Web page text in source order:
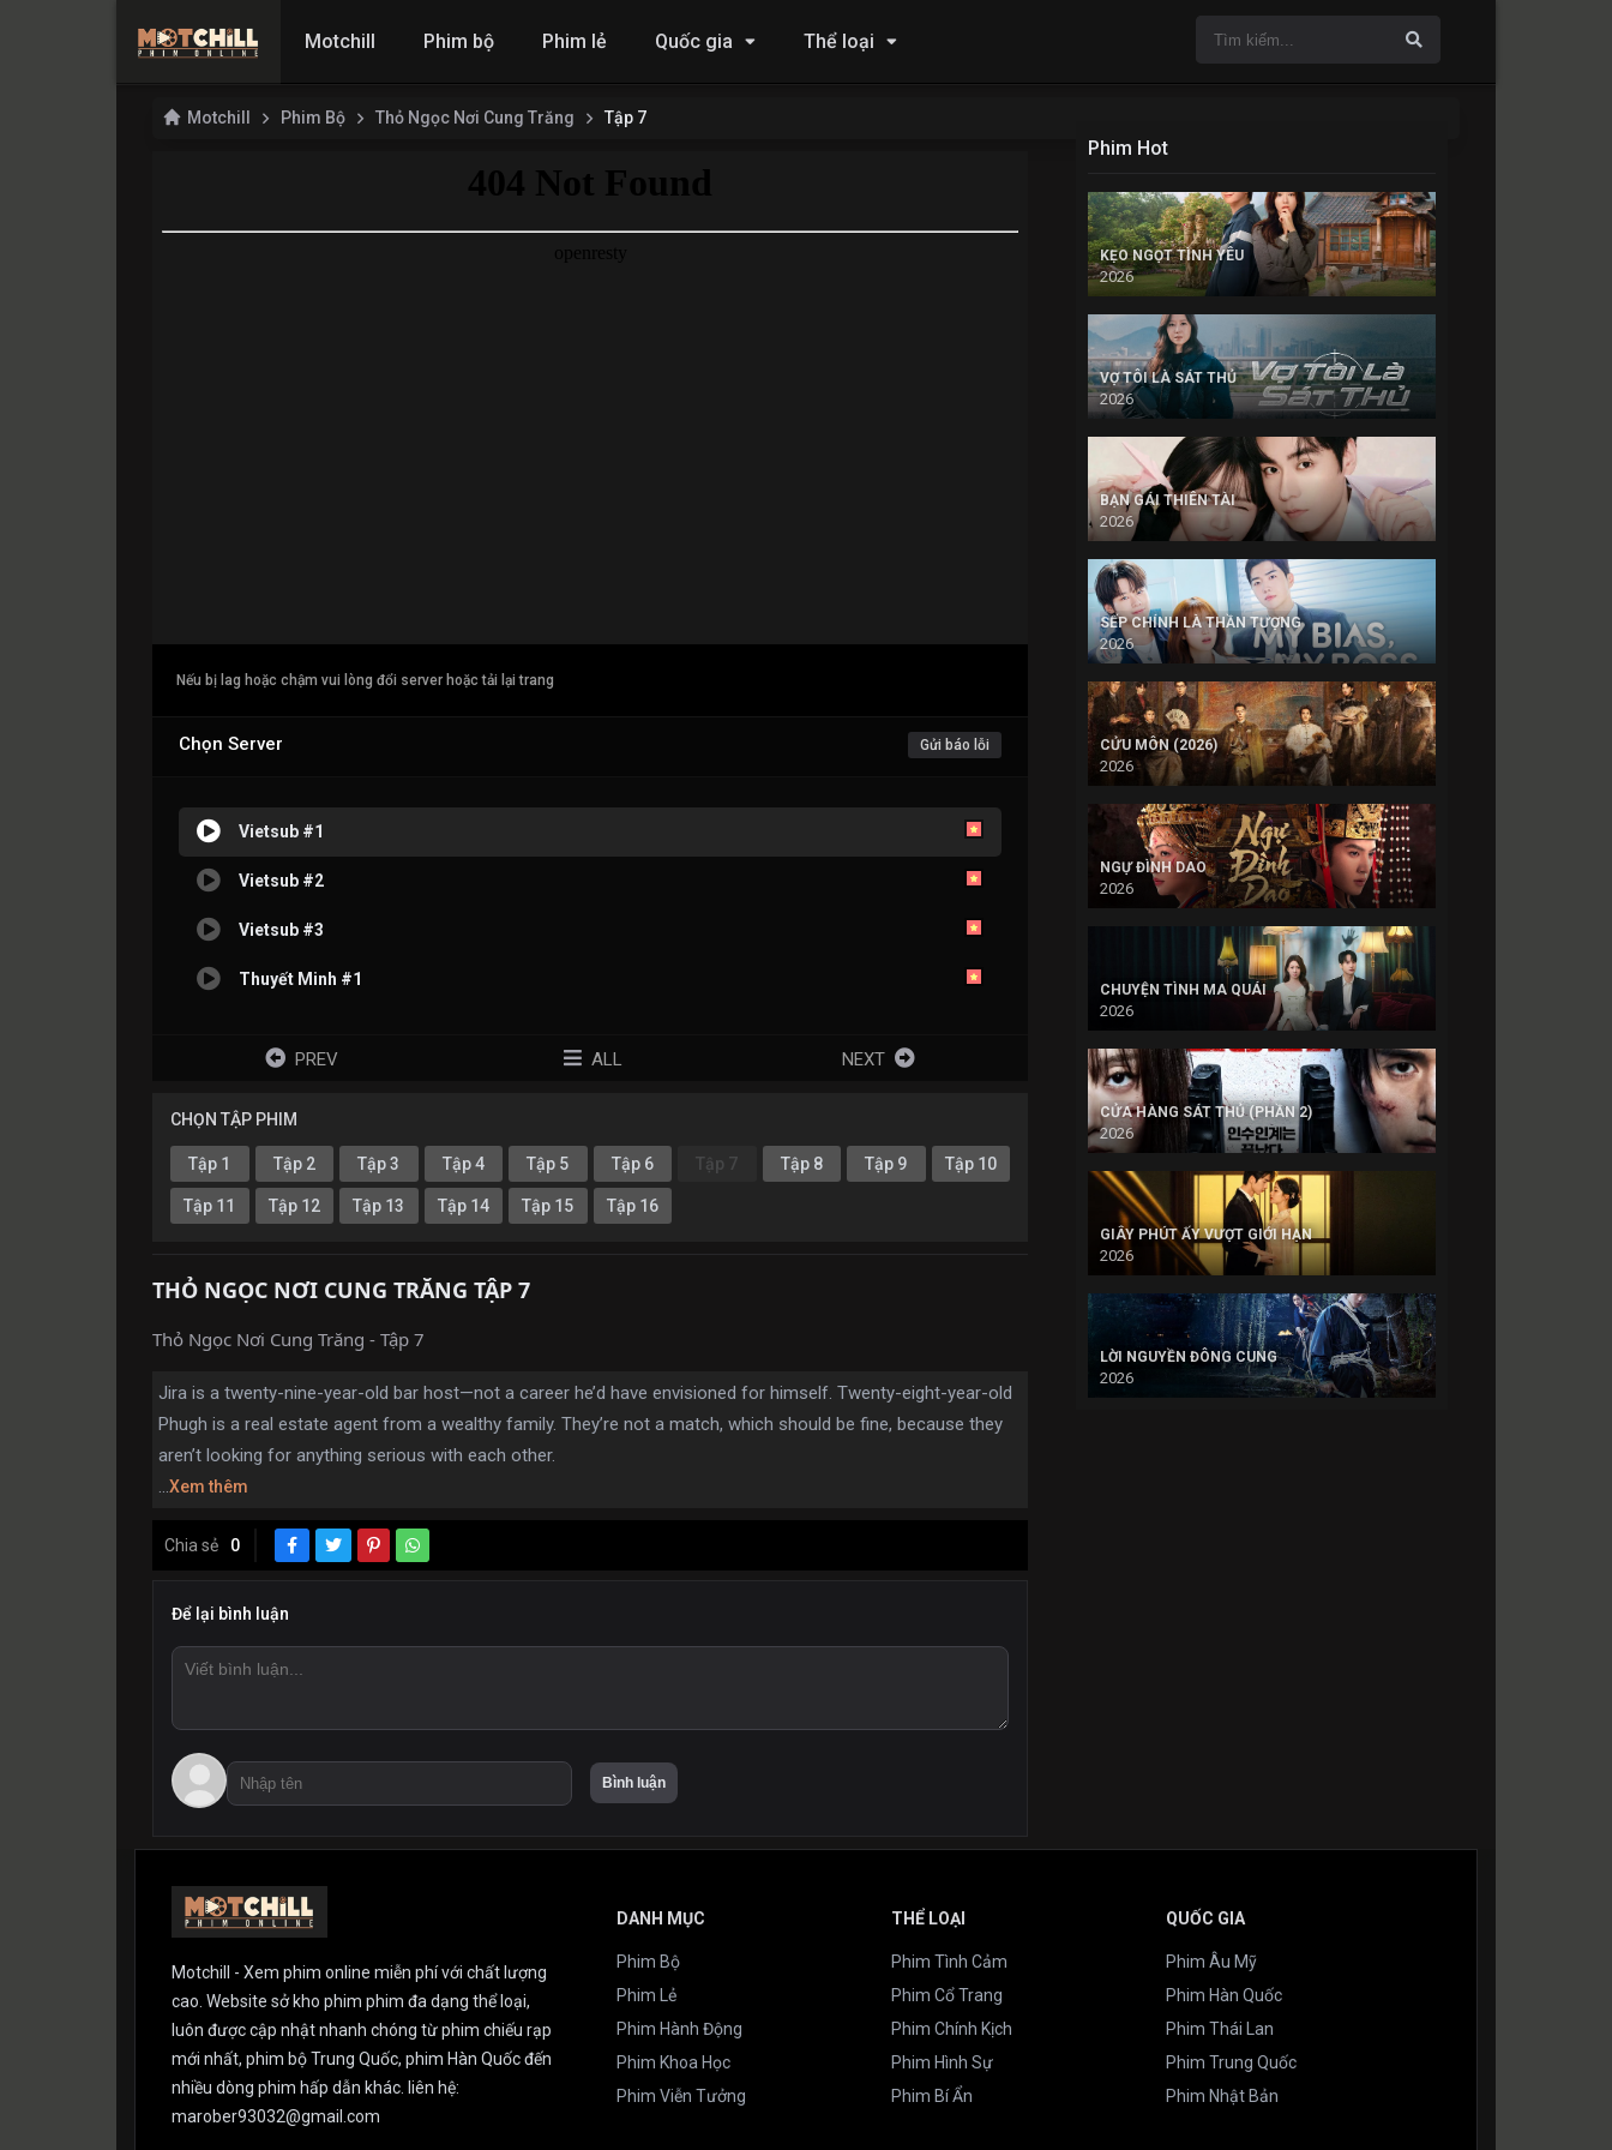
Motchill Phim bộ Phim lẻ Quốc gia Thể loại
Motchill Phim Bộ Thỏ Ngọc Nơi Cung Trăng Tập 7
Nếu bị lag hoặc chậm vui lòng đổi server hoặc tải lại trang
Chọn Server Gửi báo lỗi
Vietsub #1
Vietsub #2
Vietsub #3
Thuyết Minh #1
PREV ALL NEXT
CHỌN TẬP PHIM
Tập 1 Tập 2 Tập 3 Tập 4 Tập 5 Tập 6 Tập 7 Tập 8 Tập 9 Tập 10
Tập 11 Tập 12 Tập 13 Tập 14 Tập 15 Tập 16
THỎ NGỌC NƠI CUNG TRĂNG TẬP 7
Thỏ Ngọc Nơi Cung Trăng - Tập 7
Jira is a twenty-nine-year-old bar host—not a career he’d have envisioned for himself. Twenty-eight-year-old
Phugh is a real estate agent from a wealthy family. They’re not a match, which should be fine, because they
aren’t looking for anything serious with each other.
...Xem thêm
Chia sẻ 0
Để lại bình luận
Phim Hot
KẸO NGỌT TÌNH YÊU
2026
VỢ TÔI LÀ SÁT THỦ
2026
BẠN GÁI THIÊN TÀI
2026
SẾP CHÍNH LÀ THẦN TƯỢNG
2026
CỬU MÔN (2026)
2026
NGỰ ĐÌNH DAO
2026
CHUYỆN TÌNH MA QUÁI
2026
CỬA HÀNG SÁT THỦ (PHẦN 2)
2026
GIÂY PHÚT ẤY VƯỢT GIỚI HẠN
2026
LỜI NGUYỀN ĐÔNG CUNG
2026
Motchill - Xem phim online miễn phí với chất lượng
cao. Website sở kho phim phim đa dạng thể loại,
luôn được cập nhật nhanh chóng từ phim chiếu rạp
mới nhất, phim bộ Trung Quốc, phim Hàn Quốc đến
nhiều dòng phim hấp dẫn khác. liên hệ:
marober93032@gmail.com
DANH MỤC
Phim Bộ
Phim Lẻ
Phim Hành Động
Phim Khoa Học
Phim Viễn Tưởng
THỂ LOẠI
Phim Tình Cảm
Phim Cổ Trang
Phim Chính Kịch
Phim Hình Sự
Phim Bí Ẩn
QUỐC GIA
Phim Âu Mỹ
Phim Hàn Quốc
Phim Thái Lan
Phim Trung Quốc
Phim Nhật Bản